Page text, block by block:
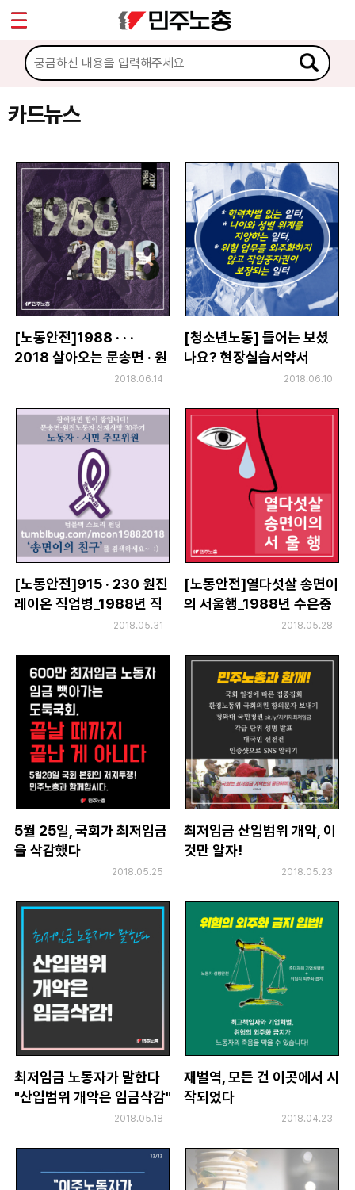
카드뉴스
[노동안전]1988 · · ·
2018 살아오는 문송면 · 원
진노동자 함께 걷는 황유미
2018.06.14
[청소년노동] 들어는 보셨
나요? 현장실습서약서
2018.06.10
[노동안전]915 · 230 원진
레이온 직업병_1988년 직
업병 고통은 아직도 계속된
2018.05.31
[노동안전]열다섯살 송면이
의 서울행_1988년 수은중
독 사망 소년 노동자 이야기
2018.05.28
5월 25일, 국회가 최저임금
을 삭감했다
2018.05.25
최저임금 산입범위 개악, 이
것만 알자!
2018.05.23
최저임금 노동자가 말한다
"산입범위 개악은 임금삭감"
2018.05.18
재벌역, 모든 건 이곳에서 시
작되었다
2018.04.23
마이페이지
소개
소식
자료
문서자료
이미지자료
미디어자료
카드뉴스
Sketchbook5, 스케치북5
Sketchbook5, 스케치북5